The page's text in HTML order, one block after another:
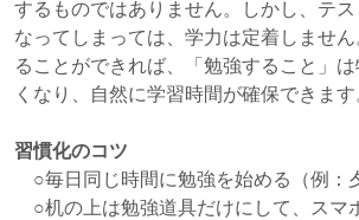
するものではありません。しかし、テ
なってしまっては、学力は定着しませ
ることができれば、「勉強すること」
くなり、自然に学習時間が確保できます
習慣化のコツ
○毎日同じ時間に勉強を始める（例：
○机の上は勉強道具だけにして、スマ